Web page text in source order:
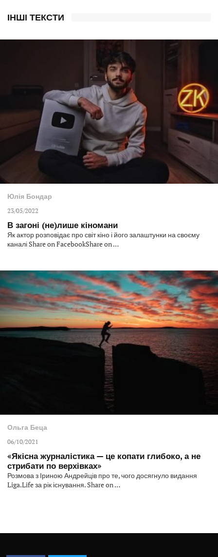
ІНШІ ТЕКСТИ
Юлія Бондар
23/05/2022
В загоні (не)лише кіномани
Як актор розповідає про світ кіно і його залаштунки на своєму
каналі Share on FacebookShare on …
Ольга Беца
06/10/2021
«Якісна журналістика — це копати глибоко, а не
стрибати по верхівках»
Розмова з Іриною Андрейців про те, чого досягнуло видання
Liga.Life за рік існування. Share on …